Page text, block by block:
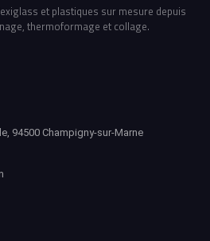
et plastiques sur mesure depuis
thermoformage et collage.
94500 Champigny-sur-Marne